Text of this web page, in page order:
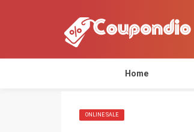
Home
ONLINE SALE